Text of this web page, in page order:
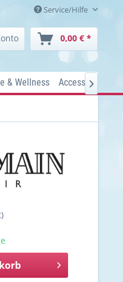
Service/Hilfe
0,00 € *
& Wellness Accessoires
